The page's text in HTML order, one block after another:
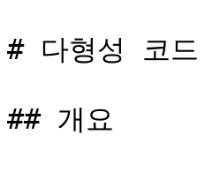
# 다형성 코드
## 개요